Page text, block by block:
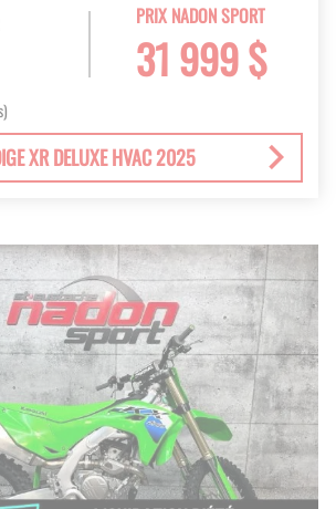
PRIX NADON SPORT
31 999 $
XR DELUXE HVAC 2025